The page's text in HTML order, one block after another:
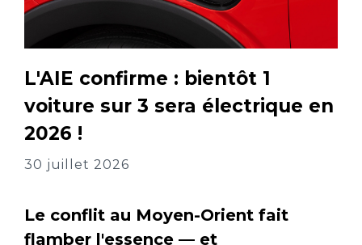
L'AIE confirme : bientôt 1
voiture sur 3 sera électrique en
2026 !
30 juillet 2026
Le conflit au Moyen-Orient fait
flamber l'essence — et